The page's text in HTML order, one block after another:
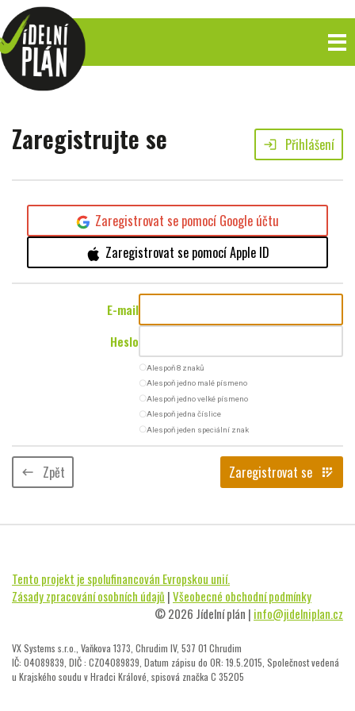
Zaregistrujte se login Přihlášení
Zaregistrovat se pomocí Google účtu
Zaregistrovat se pomocí Apple ID
E-mail
Heslo
radio_button_uncheckedAlespoň 8 znaků
radio_button_uncheckedAlespoň jedno malé písmeno
radio_button_uncheckedAlespoň jedno velké písmeno
radio_button_uncheckedAlespoň jedna číslice
radio_button_uncheckedAlespoň jeden speciální znak
keyboard_backspace Zpět Zaregistrovat se app_registration
Tento projekt je spolufinancován Evropskou unií.
Zásady zpracování osobních údajů |Všeobecné obchodní podmínky
© 2026 Jídelní plán | info@jidelniplan.cz
VX Systems s.r.o., Vaňkova 1373, Chrudim IV, 537 01 Chrudim
IČ: 04089839, DIČ : CZ04089839, Datum zápisu do OR: 19.5.2015, Společnost vedená
u Krajského soudu v Hradci Králové, spisová značka C 35205